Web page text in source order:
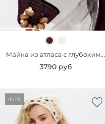
Майка из атласа с глубоким...
3790 руб
-61%